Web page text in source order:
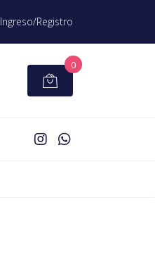
Ingreso/Registro
0